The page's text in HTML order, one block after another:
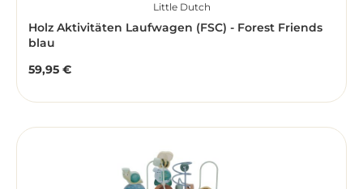
Little Dutch
Holz Aktivitäten Laufwagen (FSC) - Forest Friends
blau
Regulärer Preis:
59,95 €